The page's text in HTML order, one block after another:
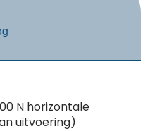
N horizontale
uitvoering)